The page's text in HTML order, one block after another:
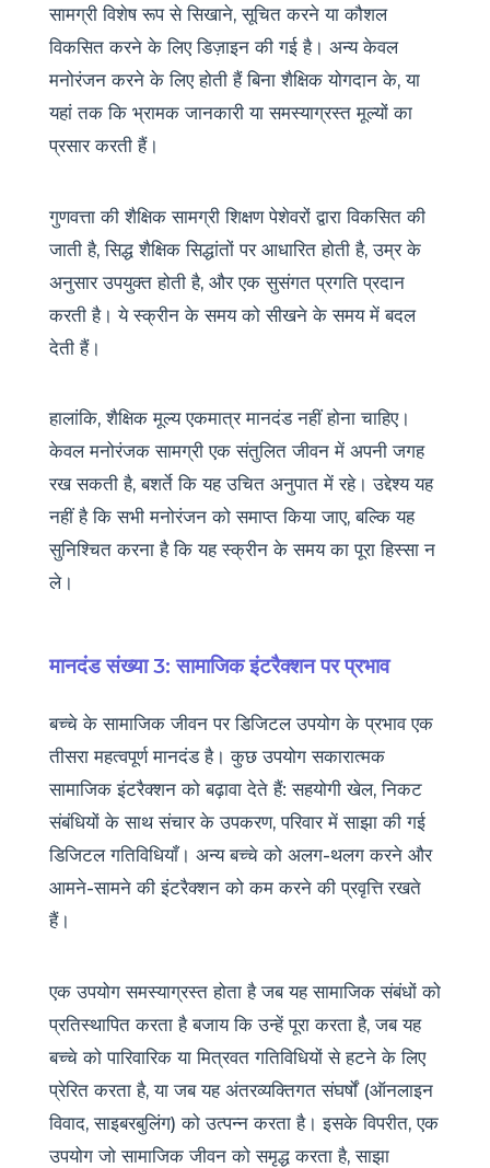
सामग्री विशेष रूप से सिखाने, सूचित करने या कौशल
विकसित करने के लिए डिज़ाइन की गई है। अन्य केवल
मनोरंजन करने के लिए होती हैं बिना शैक्षिक योगदान के, या
यहां तक कि भ्रामक जानकारी या समस्याग्रस्त मूल्यों का
प्रसार करती हैं।
गुणवत्ता की शैक्षिक सामग्री शिक्षण पेशेवरों द्वारा विकसित की
जाती है, सिद्ध शैक्षिक सिद्धांतों पर आधारित होती है, उम्र के
अनुसार उपयुक्त होती है, और एक सुसंगत प्रगति प्रदान
करती है। ये स्क्रीन के समय को सीखने के समय में बदल
देती हैं।
हालांकि, शैक्षिक मूल्य एकमात्र मानदंड नहीं होना चाहिए।
केवल मनोरंजक सामग्री एक संतुलित जीवन में अपनी जगह
रख सकती है, बशर्ते कि यह उचित अनुपात में रहे। उद्देश्य यह
नहीं है कि सभी मनोरंजन को समाप्त किया जाए, बल्कि यह
सुनिश्चित करना है कि यह स्क्रीन के समय का पूरा हिस्सा न
ले।
मानदंड संख्या 3: सामाजिक इंटरैक्शन पर प्रभाव
बच्चे के सामाजिक जीवन पर डिजिटल उपयोग के प्रभाव एक
तीसरा महत्वपूर्ण मानदंड है। कुछ उपयोग सकारात्मक
सामाजिक इंटरैक्शन को बढ़ावा देते हैं: सहयोगी खेल, निकट
संबंधियों के साथ संचार के उपकरण, परिवार में साझा की गई
डिजिटल गतिविधियाँ। अन्य बच्चे को अलग-थलग करने और
आमने-सामने की इंटरैक्शन को कम करने की प्रवृत्ति रखते
हैं।
एक उपयोग समस्याग्रस्त होता है जब यह सामाजिक संबंधों को
प्रतिस्थापित करता है बजाय कि उन्हें पूरा करता है, जब यह
बच्चे को पारिवारिक या मित्रवत गतिविधियों से हटने के लिए
प्रेरित करता है, या जब यह अंतरव्यक्तिगत संघर्षों (ऑनलाइन
विवाद, साइबरबुलिंग) को उत्पन्न करता है। इसके विपरीत, एक
उपयोग जो सामाजिक जीवन को समृद्ध करता है, साझा